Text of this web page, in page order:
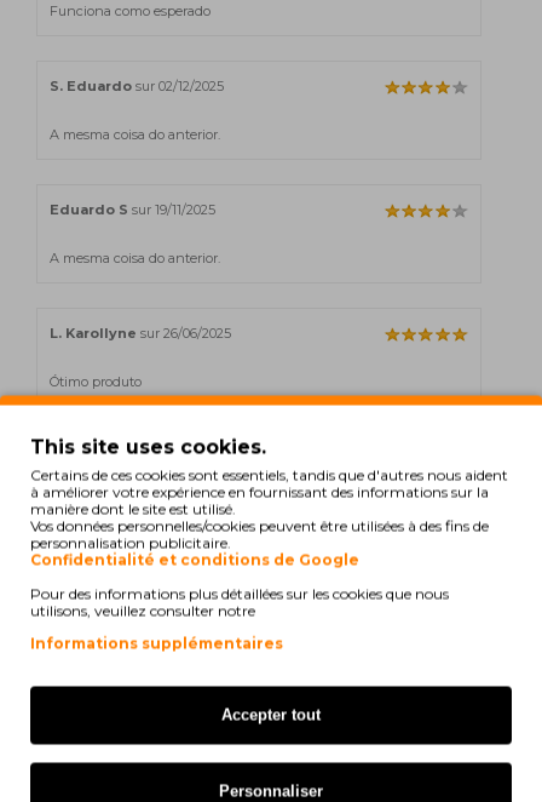
Funciona como esperado
S. Eduardo sur 02/12/2025
A mesma coisa do anterior.
Eduardo S sur 19/11/2025
A mesma coisa do anterior.
L. Karollyne sur 26/06/2025
Ótimo produto
Visualiser 1 de 5 de 8 (2 Pages)
Aussi pour votre imprimante
This site uses cookies.
Certains de ces cookies sont essentiels, tandis que d'autres nous aident
à améliorer votre expérience en fournissant des informations sur la
manière dont le site est utilisé.
Vos données personnelles/cookies peuvent être utilisées à des fins de
personnalisation publicitaire.
Confidentialité et conditions de Google
Pour des informations plus détaillées sur les cookies que nous
utilisons, veuillez consulter notre
Informations supplémentaires
Accepter tout
Personnaliser